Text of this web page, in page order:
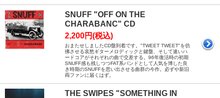
SNUFF "OFF ON THE
CHARABANC" CD
2,200円(税込)
おまたせしましたCD盤到着です。"TWEET TWEET"を彷
彿させる哀愁ギターメロディックと鍵盤、そして速いハ
ードコアがそれぞれの曲で交差する。96年復活時の初期
SNUFF感も残しつつFAT系バンドとして人気を博した良
き時期のSNUFFを思い出させる曲群の今作。必ずや新旧
両ファンに届くはず。
THE SWIPES "SOMETHING IN